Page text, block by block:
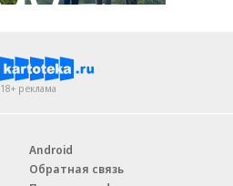
18+ реклама
Android
Обратная связь